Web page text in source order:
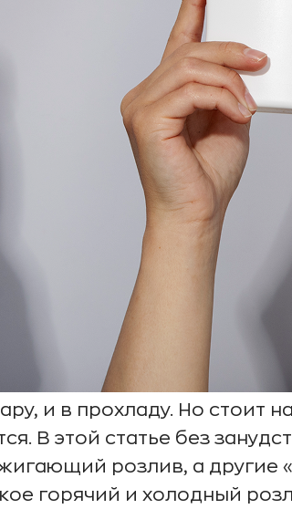
и в прохладу. Но стоит
В этой статье без
розлив, а другие
горячий и холодный